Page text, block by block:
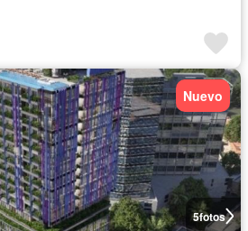
5fotos
Nuevo